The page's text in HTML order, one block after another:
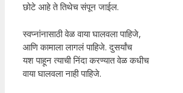
छोटे आहे ते तिथेच संपून जाईल.
स्वप्नांनासाठी वेळ वाया घालवला पाहिजे,
आणि कामाला लागलं पाहिजे. दुसर्यांच
यश पाहून त्याची निंदा करण्यात वेळ कधीच
वाया घालवला नाही पाहिजे.